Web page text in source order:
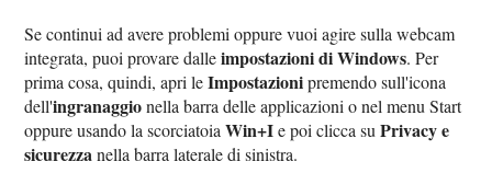
Se continui ad avere problemi oppure vuoi agire sulla webcam
integrata, puoi provare dalleimpostazioni di Windows. Per
prima cosa, quindi, apri leImpostazionipremendo sull'icona
dell'ingranaggionella barra delle applicazioni o nel menu Start
oppure usando la scorciatoiaWin+Ie poi clicca suPrivacy e
sicurezzanella barra laterale di sinistra.